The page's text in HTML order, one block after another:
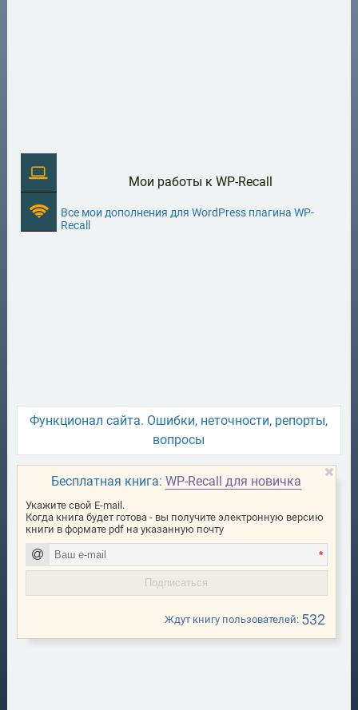
Мои работы к WP-Recall
Все мои дополнения для WordPress плагина WP-
Recall
Функционал сайта. Ошибки, неточности, репорты,
вопросы
Бесплатная книга:WP-Recall для новичка
Укажите свой E-mail.
Когда книга будет готова - вы получите электронную версию
книги в формате pdf на указанную почту
*
Ждут книгу пользователей: 532